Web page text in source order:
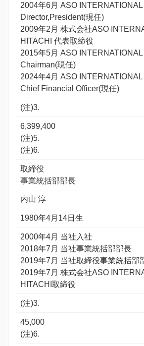
2004年6月 ASO INTERNATIONAL
Director,President(現任)
2009年2月 株式会社ASO
HITACHI 代表取締役
2015年5月 ASO
Chairman(現任)
2024年4月 ASO
Chief Financial Officer(現任)
(注)3.
6,399,400
(注)5.
(注)6.
取締役
事業統括部部長
内山 淳
1980年4月14日生
2000年4月 当社入社
2018年7月 当社事業統括部部長
2019年7月 当社取締役事業統括部
2019年7月 株式会社ASO
HITACHI取締役
(注)3.
45,000
(注)6.